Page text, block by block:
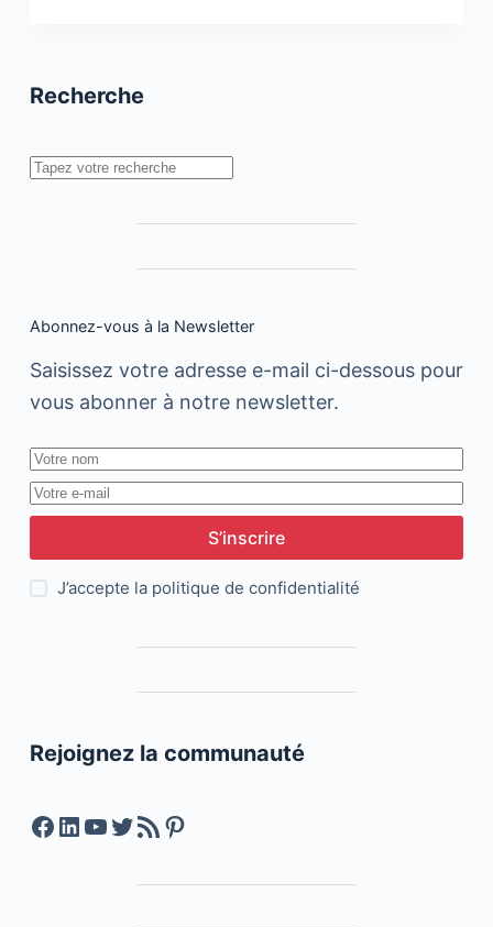
RED
Recherche
Rechercher
Abonnez-vous à la Newsletter
Saisissez votre adresse e-mail ci-dessous pour
vous abonner à notre newsletter.
S’inscrire
J’accepte la politique de confidentialité
Rejoignez la communauté
Facebook
LinkedIn
YouTube
Twitter
Feed RSSPinterest